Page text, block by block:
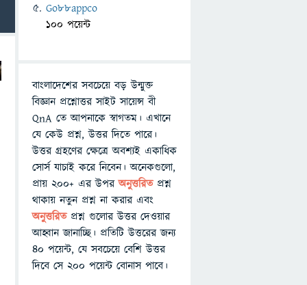
Go88appco
100 পয়েন্ট
বাংলাদেশের সবচেয়ে বড় উন্মুক্ত
বিজ্ঞান প্রশ্নোত্তর সাইট সায়েন্স বী
QnA তে আপনাকে স্বাগতম। এখানে
যে কেউ প্রশ্ন, উত্তর দিতে পারে।
উত্তর গ্রহণের ক্ষেত্রে অবশ্যই একাধিক
সোর্স যাচাই করে নিবেন। অনেকগুলো,
প্রায় ২০০+ এর উপরঅনুত্তরিতপ্রশ্ন
থাকায় নতুন প্রশ্ন না করার এবং
অনুত্তরিত প্রশ্ন গুলোর উত্তর দেওয়ার
আহ্বান জানাচ্ছি। প্রতিটি উত্তরের জন্য
৪০ পয়েন্ট, যে সবচেয়ে বেশি উত্তর
দিবে সে ২০০ পয়েন্ট বোনাস পাবে।